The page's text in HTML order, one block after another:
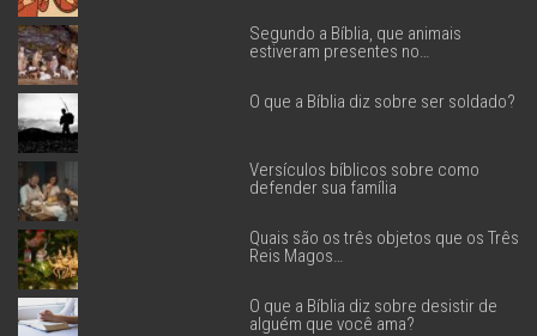
Segundo a Bíblia, que animais
estiveram presentes no…
O que a Bíblia diz sobre ser soldado?
Versículos bíblicos sobre como
defender sua família
Quais são os três objetos que os Três
Reis Magos…
O que a Bíblia diz sobre desistir de
alguém que você ama?